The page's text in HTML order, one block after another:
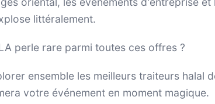
littéralement.
perle rare parmi toutes ces offres ?
ensemble les meilleurs traiteurs halal
votre événement en moment magique.